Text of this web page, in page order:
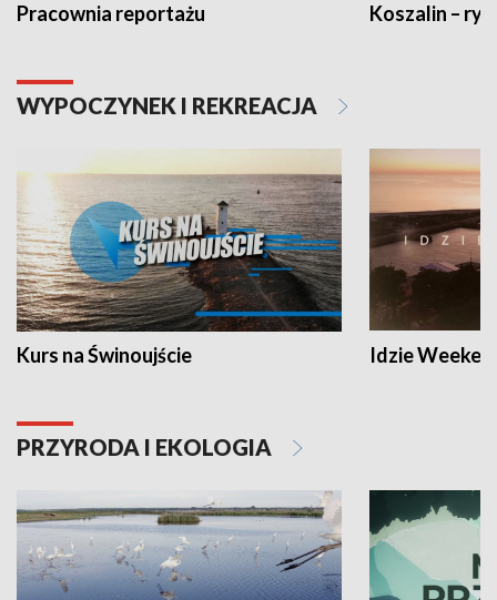
Pracownia reportażu Koszalin –
WYPOCZYNEK I REKREACJA
Kurs na Świnoujście Idzie
PRZYRODA I EKOLOGIA